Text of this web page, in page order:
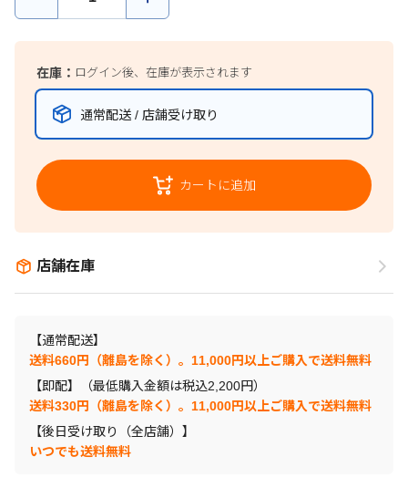
在庫： ログイン後、在庫が表示されます
通常配送 / 店舗受け取り
カートに追加
店舗在庫
【通常配送】
送料660円（離島を除く）。11,000円以上ご購入で送料無料
【即配】（最低購入金額は税込2,200円）
送料330円（離島を除く）。11,000円以上ご購入で送料無料
【後日受け取り（全店舗）】
いつでも送料無料